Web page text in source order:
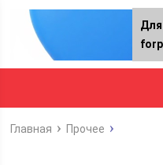
Главная Прочее